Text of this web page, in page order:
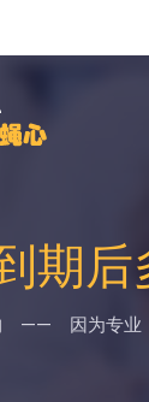
期后
—— 因为专业